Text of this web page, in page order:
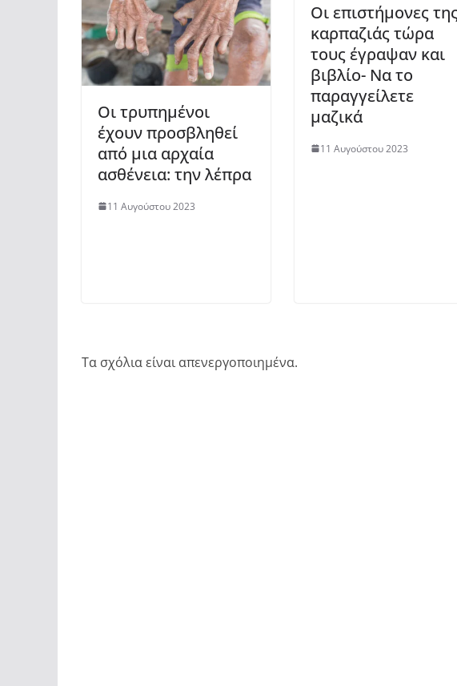
Οι τρυπημένοι
έχουν προσβληθεί
από μια αρχαία
ασθένεια: την λέπρα
11 Αυγούστου 2023
Οι επιστήμονες της
καρπαζιάς τώρα
τους έγραψαν και
βιβλίο- Να το
παραγγείλετε
μαζικά
11 Αυγούστου 2023
Τα σχόλια είναι απενεργοποιημένα.